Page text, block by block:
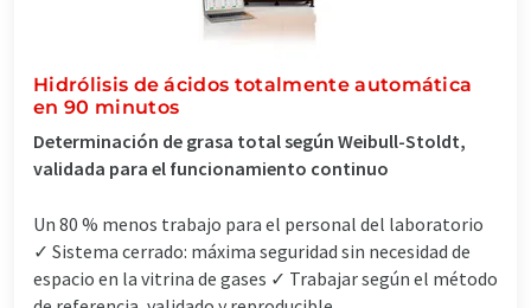
Hidrólisis de ácidos totalmente automática
en 90 minutos
Determinación de grasa total según Weibull-Stoldt,
validada para el funcionamiento continuo
Un 80 % menos trabajo para el personal del laboratorio
✓ Sistema cerrado: máxima seguridad sin necesidad de
espacio en la vitrina de gases ✓ Trabajar según el método